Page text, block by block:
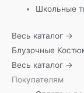
Школьные
Весь каталог →
Блузочные
Весь каталог →
Покупателям